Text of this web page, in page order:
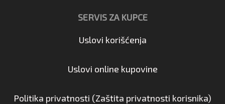
SERVIS ZA KUPCE
Uslovi korišćenja
Uslovi online kupovine
Politika privatnosti (Zaštita privatnosti korisnika)